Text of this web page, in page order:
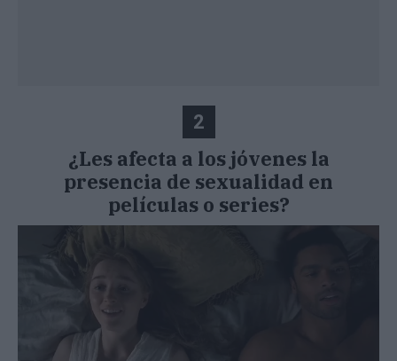
2
¿Les afecta a los jóvenes la
presencia de sexualidad en
películas o series?